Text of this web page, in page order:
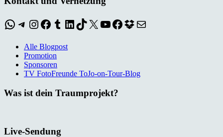
WhatsApp
Telegram
Instagram
Facebook
Tumblr
LinkedIn
TikTok
X YouTube
Facebook
Dropbox
E-Mail
Alle Blogpost
Promotion
Sponsoren
TV FotoFreunde ToJo-on-Tour-Blog
Was ist dein Traumprojekt?
Live-Sendung